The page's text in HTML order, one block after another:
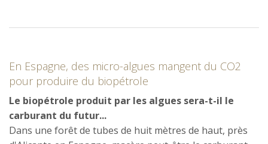
En Espagne, des micro-algues mangent du CO2
pour produire du biopétrole
Le biopétrole produit par les algues sera-t-il le
carburant du futur...
Dans une forêt de tubes de huit mètres de haut, près